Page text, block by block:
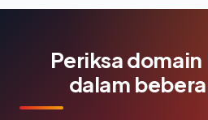
Periksa
dalam